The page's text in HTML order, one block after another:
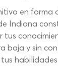
en
Indiana
y sin